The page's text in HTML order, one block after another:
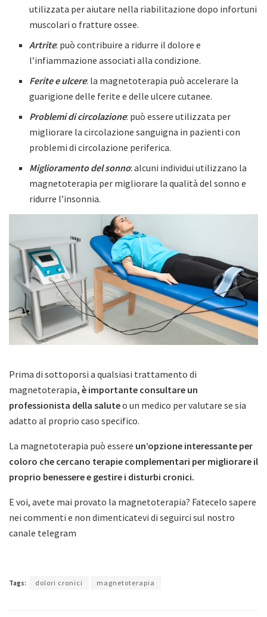
utilizzata per aiutare nella riabilitazione dopo infortuni
muscolari o fratture ossee.
Artrite: può contribuire a ridurre il dolore e
l’infiammazione associati alla condizione.
Ferite e ulcere: la magnetoterapia può accelerare la
guarigione delle ferite e delle ulcere cutanee.
Problemi di circolazione: può essere utilizzata per
migliorare la circolazione sanguigna in pazienti con
problemi di circolazione periferica.
Miglioramento del sonno: alcuni individui utilizzano la
magnetoterapia per migliorare la qualità del sonno e
ridurre l’insonnia.
Prima di sottoporsi a qualsiasi trattamento di
magnetoterapia, è importante consultare un
professionista della saluteo un medico per valutare se sia
adatto al proprio caso specifico.
La magnetoterapia può essere un’opzione interessante per
coloro che cercano terapie complementari per migliorare il
proprio benessere e gestire i disturbi cronici.
E voi, avete mai provato la magnetoterapia? Fatecelo sapere
nei commenti e non dimenticatevi di seguirci sul nostro
canale telegram
Tags: dolori cronici magnetoterapia